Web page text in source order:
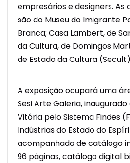
empresários e designers. As
são do Museu do Imigrante
Branca; Casa Lambert, de
da Cultura, de Domingos
de Estado da Cultura
A exposição ocupará uma
Sesi Arte Galeria, inaugurado
Vitória pelo Sistema Findes
Indústrias do Estado do
acompanhada de catálogo
96 páginas, catálogo digital